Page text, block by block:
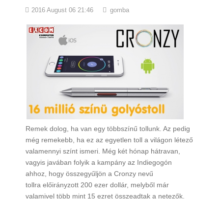
2016 August 06 21:46 gomba
Remek dolog, ha van egy többszínű tollunk. Az pedig
még remekebb, ha ez az egyetlen toll a világon létező
valamennyi színt ismeri. Még két hónap hátravan,
vagyis javában folyik a kampány az Indiegogón
ahhoz, hogy összegyűljön a Cronzy nevű
tollra előirányzott 200 ezer dollár, melyből már
valamivel több mint 15 ezret összeadtak a netezők.